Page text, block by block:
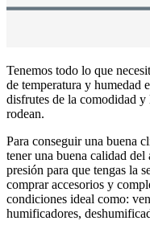
Tenemos todo lo que
de temperatura y humedad
disfrutes de la comodidad y
rodean.
Para conseguir una buena
tener una buena calidad
presión para que tengas la
comprar accesorios y
condiciones ideal como:
humificadores,